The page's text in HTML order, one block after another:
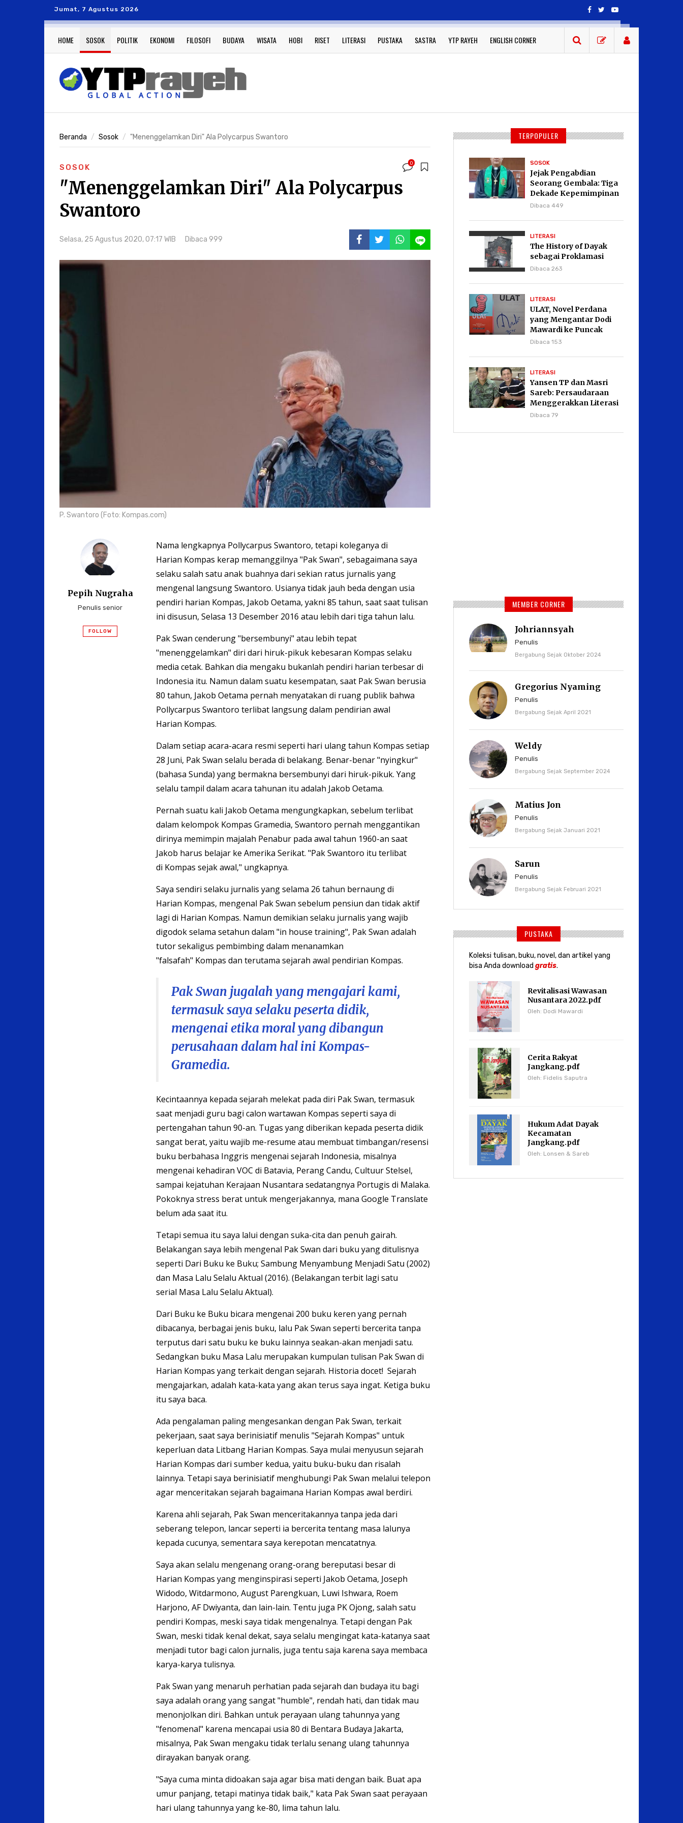
Jumat, 7 Agustus 2026
HOME SOSOK POLITIK EKONOMI FILOSOFI BUDAYA WISATA HOBI RISET LITERASI PUSTAKA SASTRA YTP RAYEH ENGLISH CORNER
Beranda Sosok "Menenggelamkan Diri" Ala Polycarpus Swantoro
SOSOK 0
"Menenggelamkan Diri" Ala Polycarpus
Swantoro
Selasa, 25 Agustus 2020, 07:17 WIB Dibaca 999
P. Swantoro (Foto: Kompas.com)
Pepih Nugraha
Penulis senior
FOLLOW
Nama lengkapnya Pollycarpus Swantoro, tetapi koleganya di
Harian Kompas kerap memanggilnya "Pak Swan", sebagaimana saya
selaku salah satu anak buahnya dari sekian ratus jurnalis yang
mengenal langsung Swantoro. Usianya tidak jauh beda dengan usia
pendiri harian Kompas, Jakob Oetama, yakni 85 tahun, saat saat tulisan
ini disusun, Selasa 13 Desember 2016 atau lebih dari tiga tahun lalu.
Pak Swan cenderung "bersembunyi" atau lebih tepat
"menenggelamkan" diri dari hiruk-pikuk kebesaran Kompas selaku
media cetak. Bahkan dia mengaku bukanlah pendiri harian terbesar di
Indonesia itu. Namun dalam suatu kesempatan, saat Pak Swan berusia
80 tahun, Jakob Oetama pernah menyatakan di ruang publik bahwa
Pollycarpus Swantoro terlibat langsung dalam pendirian awal
Harian Kompas.
Dalam setiap acara-acara resmi seperti hari ulang tahun Kompas setiap
28 Juni, Pak Swan selalu berada di belakang. Benar-benar "nyingkur"
(bahasa Sunda) yang bermakna bersembunyi dari hiruk-pikuk. Yang
selalu tampil dalam acara tahunan itu adalah Jakob Oetama.
Pernah suatu kali Jakob Oetama mengungkapkan, sebelum terlibat
dalam kelompok Kompas Gramedia, Swantoro pernah menggantikan
dirinya memimpin majalah Penabur pada awal tahun 1960-an saat
Jakob harus belajar ke Amerika Serikat. "Pak Swantoro itu terlibat
di Kompas sejak awal," ungkapnya.
Saya sendiri selaku jurnalis yang selama 26 tahun bernaung di
Harian Kompas, mengenal Pak Swan sebelum pensiun dan tidak aktif
lagi di Harian Kompas. Namun demikian selaku jurnalis yang wajib
digodok selama setahun dalam "in house training", Pak Swan adalah
tutor sekaligus pembimbing dalam menanamkan
"falsafah" Kompas dan terutama sejarah awal pendirian Kompas.
Pak Swan jugalah yang mengajari kami,
termasuk saya selaku peserta didik,
mengenai etika moral yang dibangun
perusahaan dalam hal ini Kompas-
Gramedia.
Kecintaannya kepada sejarah melekat pada diri Pak Swan, termasuk
saat menjadi guru bagi calon wartawan Kompas seperti saya di
pertengahan tahun 90-an. Tugas yang diberikan kepada peserta didik
sangat berat, yaitu wajib me-resume atau membuat timbangan/resensi
buku berbahasa Inggris mengenai sejarah Indonesia, misalnya
mengenai kehadiran VOC di Batavia, Perang Candu, Cultuur Stelsel,
sampai kejatuhan Kerajaan Nusantara sedatangnya Portugis di Malaka.
Pokoknya stress berat untuk mengerjakannya, mana Google Translate
belum ada saat itu.
Tetapi semua itu saya lalui dengan suka-cita dan penuh gairah.
Belakangan saya lebih mengenal Pak Swan dari buku yang ditulisnya
seperti Dari Buku ke Buku; Sambung Menyambung Menjadi Satu (2002)
dan Masa Lalu Selalu Aktual (2016). (Belakangan terbit lagi satu
serial Masa Lalu Selalu Aktual).
Dari Buku ke Buku bicara mengenai 200 buku keren yang pernah
dibacanya, berbagai jenis buku, lalu Pak Swan seperti bercerita tanpa
terputus dari satu buku ke buku lainnya seakan-akan menjadi satu.
Sedangkan buku Masa Lalu merupakan kumpulan tulisan Pak Swan di
Harian Kompas yang terkait dengan sejarah. Historia docet! Sejarah
mengajarkan, adalah kata-kata yang akan terus saya ingat. Ketiga buku
itu saya baca.
Ada pengalaman paling mengesankan dengan Pak Swan, terkait
pekerjaan, saat saya berinisiatif menulis "Sejarah Kompas" untuk
keperluan data Litbang Harian Kompas. Saya mulai menyusun sejarah
Harian Kompas dari sumber kedua, yaitu buku-buku dan risalah
lainnya. Tetapi saya berinisiatif menghubungi Pak Swan melalui telepon
agar menceritakan sejarah bagaimana Harian Kompas awal berdiri.
Karena ahli sejarah, Pak Swan menceritakannya tanpa jeda dari
seberang telepon, lancar seperti ia bercerita tentang masa lalunya
kepada cucunya, sementara saya kerepotan mencatatnya.
Saya akan selalu mengenang orang-orang bereputasi besar di
Harian Kompas yang menginspirasi seperti Jakob Oetama, Joseph
Widodo, Witdarmono, August Parengkuan, Luwi Ishwara, Roem
Harjono, AF Dwiyanta, dan lain-lain. Tentu juga PK Ojong, salah satu
pendiri Kompas, meski saya tidak mengenalnya. Tetapi dengan Pak
Swan, meski tidak kenal dekat, saya selalu mengingat kata-katanya saat
menjadi tutor bagi calon jurnalis, juga tentu saja karena saya membaca
karya-karya tulisnya.
Pak Swan yang menaruh perhatian pada sejarah dan budaya itu bagi
saya adalah orang yang sangat "humble", rendah hati, dan tidak mau
menonjolkan diri. Bahkan untuk perayaan ulang tahunnya yang
"fenomenal" karena mencapai usia 80 di Bentara Budaya Jakarta,
misalnya, Pak Swan mengaku tidak terlalu senang ulang tahunnya
dirayakan banyak orang.
"Saya cuma minta didoakan saja agar bisa mati dengan baik. Buat apa
umur panjang, tetapi matinya tidak baik," kata Pak Swan saat perayaan
hari ulang tahunnya yang ke-80, lima tahun lalu.
TERPOPULER
SOSOK
Jejak Pengabdian
Seorang Gembala: Tiga
Dekade Kepemimpinan
Pdt. Dr. Yulius Daud di
Dibaca 449
LITERASI
The History of Dayak
sebagai Proklamasi
Dibaca 263
LITERASI
ULAT, Novel Perdana
yang Mengantar Dodi
Mawardi ke Puncak
Karier Kepenulisan
Dibaca 153
LITERASI
Yansen TP dan Masri
Sareb: Persaudaraan
Menggerakkan Literasi
Borneo
Dibaca 79
MEMBER CORNER
Johriannsyah
Penulis
Bergabung Sejak Oktober 2024
Gregorius Nyaming
Penulis
Bergabung Sejak April 2021
Weldy
Penulis
Bergabung Sejak September 2024
Matius Jon
Penulis
Bergabung Sejak Januari 2021
Sarun
Penulis
Bergabung Sejak Februari 2021
PUSTAKA
Koleksi tulisan, buku, novel, dan artikel yang
bisa Anda download gratis.
Revitalisasi Wawasan
Nusantara 2022.pdf
Oleh: Dodi Mawardi
Cerita Rakyat
Jangkang.pdf
Oleh: Fidelis Saputra
Hukum Adat Dayak
Kecamatan
Jangkang.pdf
Oleh: Lonsen & Sareb